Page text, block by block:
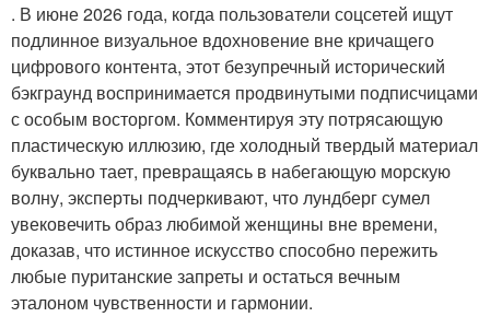
. В июне 2026 года, когда пользователи соцсетей ищут
подлинное визуальное вдохновение вне кричащего
цифрового контента, этот безупречный исторический
бэкграунд воспринимается продвинутыми подписчицами
с особым восторгом. Комментируя эту потрясающую
пластическую иллюзию, где холодный твердый материал
буквально тает, превращаясь в набегающую морскую
волну, эксперты подчеркивают, что лундберг сумел
увековечить образ любимой женщины вне времени,
доказав, что истинное искусство способно пережить
любые пуританские запреты и остаться вечным
эталоном чувственности и гармонии.